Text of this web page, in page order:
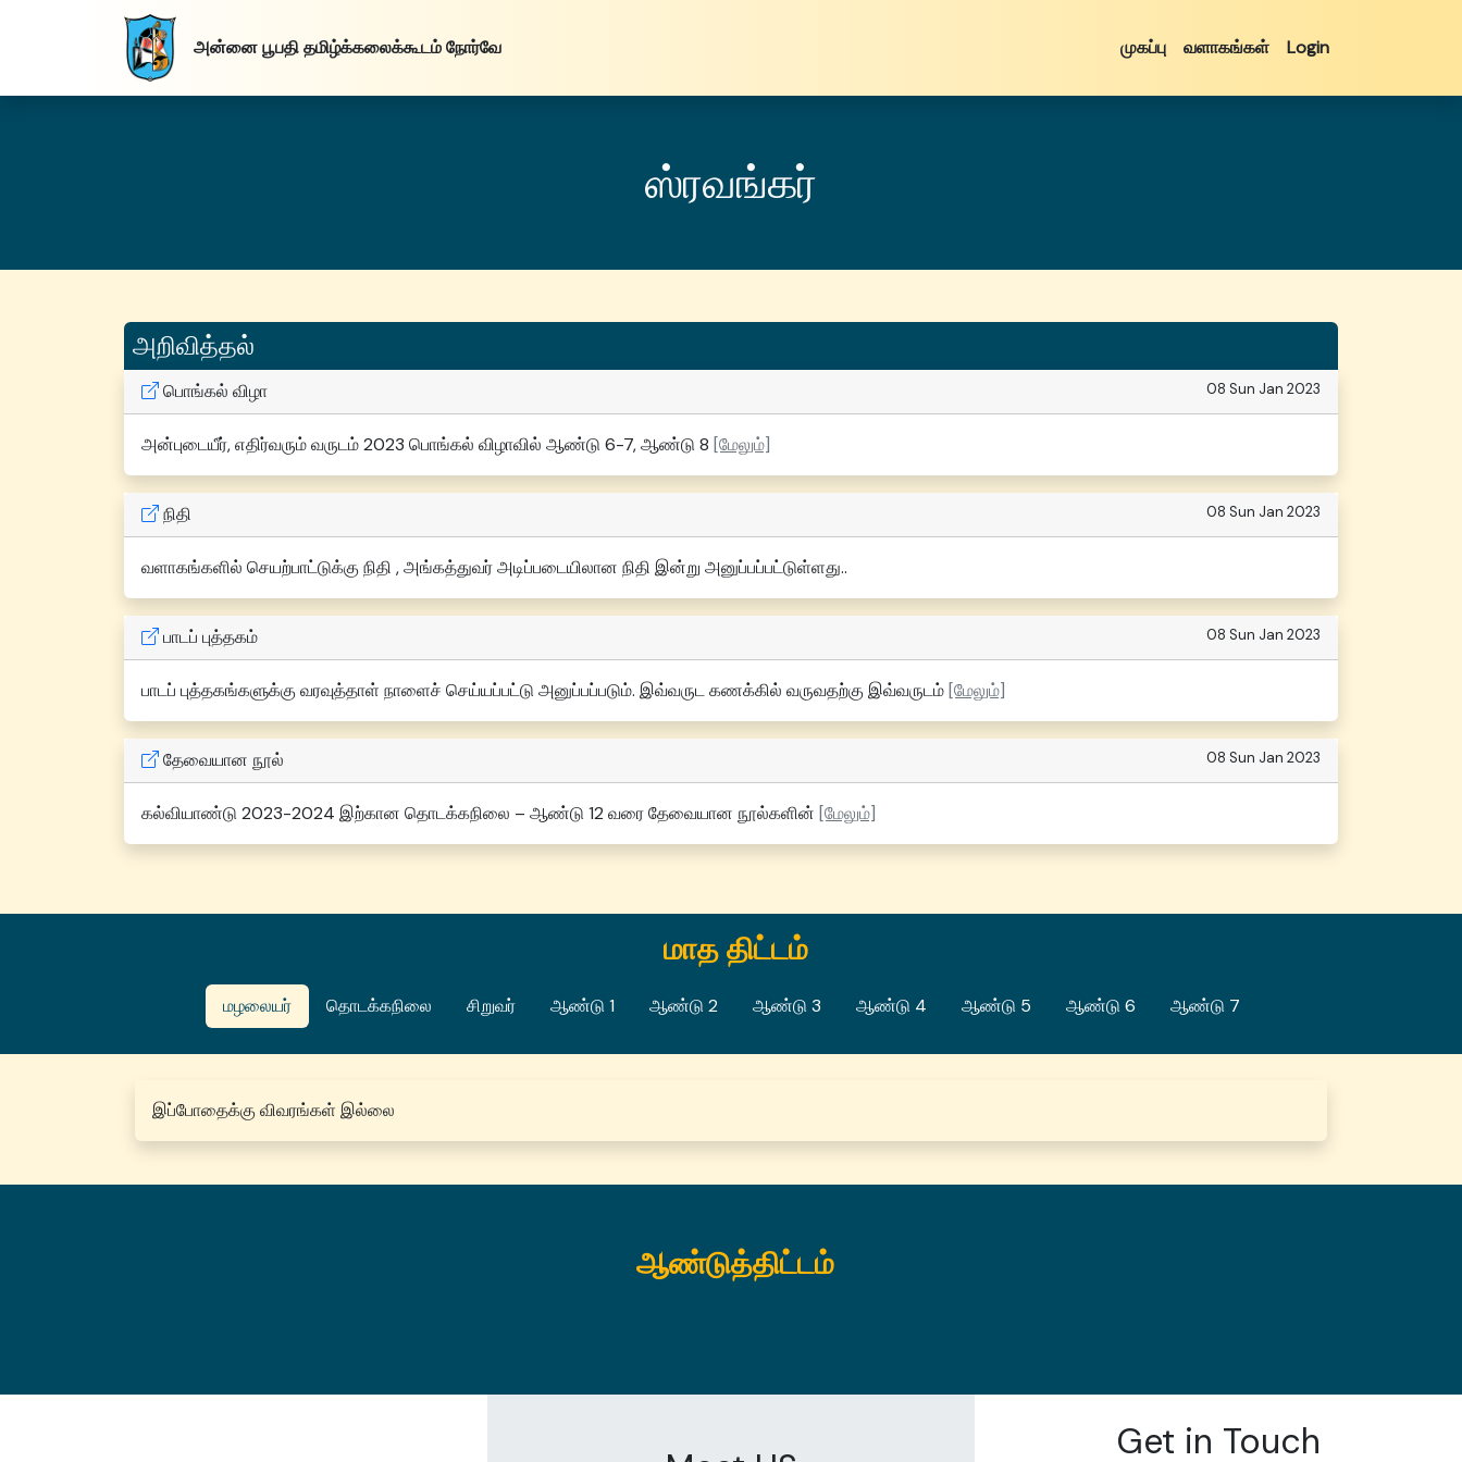
அன்னை பூபதிதமிழ்க்கலைக்கூடம்நோர்வே முகப்பு வளாகங்கள் Login
ஸ்ரவங்கர்
அறிவித்தல்
08 Sun Jan 2023
பொங்கல் விழா
அன்புடையீர், எதிர்வரும் வருடம் 2023 பொங்கல் விழாவில் ஆண்டு 6-7, ஆண்டு 8 [மேலும்]
08 Sun Jan 2023
நிதி
வளாகங்களில் செயற்பாட்டுக்கு நிதி , அங்கத்துவர் அடிப்படையிலான நிதி இன்று அனுப்பப்பட்டுள்ளது..
08 Sun Jan 2023
பாடப் புத்தகம்
பாடப் புத்தகங்களுக்கு வரவுத்தாள் நாளைச் செய்யப்பட்டு அனுப்பப்படும். இவ்வருட கணக்கில் வருவதற்கு இவ்வருடம் [மேலும்]
08 Sun Jan 2023
தேவையான நூல்
கல்வியாண்டு 2023-2024 இற்கான தொடக்கநிலை – ஆண்டு 12 வரை தேவையான நூல்களின் [மேலும்]
மாத திட்டம்
மழலையர் தொடக்கநிலை சிறுவர் ஆண்டு 1 ஆண்டு 2 ஆண்டு 3 ஆண்டு 4 ஆண்டு 5 ஆண்டு 6 ஆண்டு 7
இப்போதைக்கு விவரங்கள் இல்லை
ஆண்டுத்திட்டம்
Get in Touch